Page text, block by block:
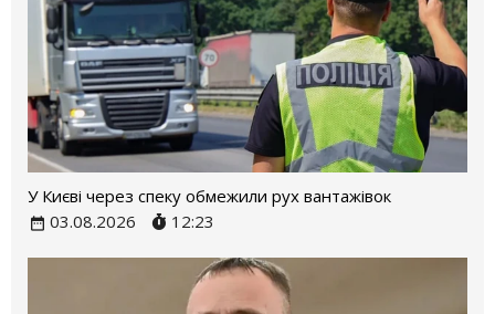
У Києві через спеку обмежили рух вантажівок
03.08.2026
12:23